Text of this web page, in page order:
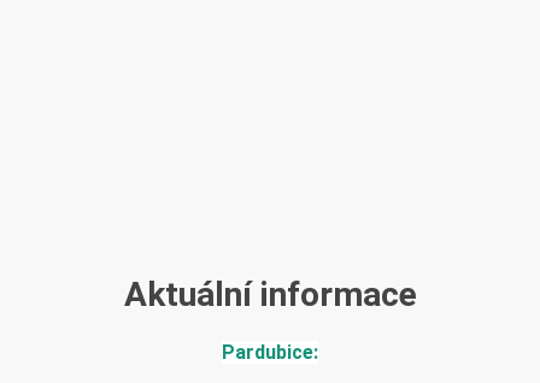
Aktuální informace
Pardubice: